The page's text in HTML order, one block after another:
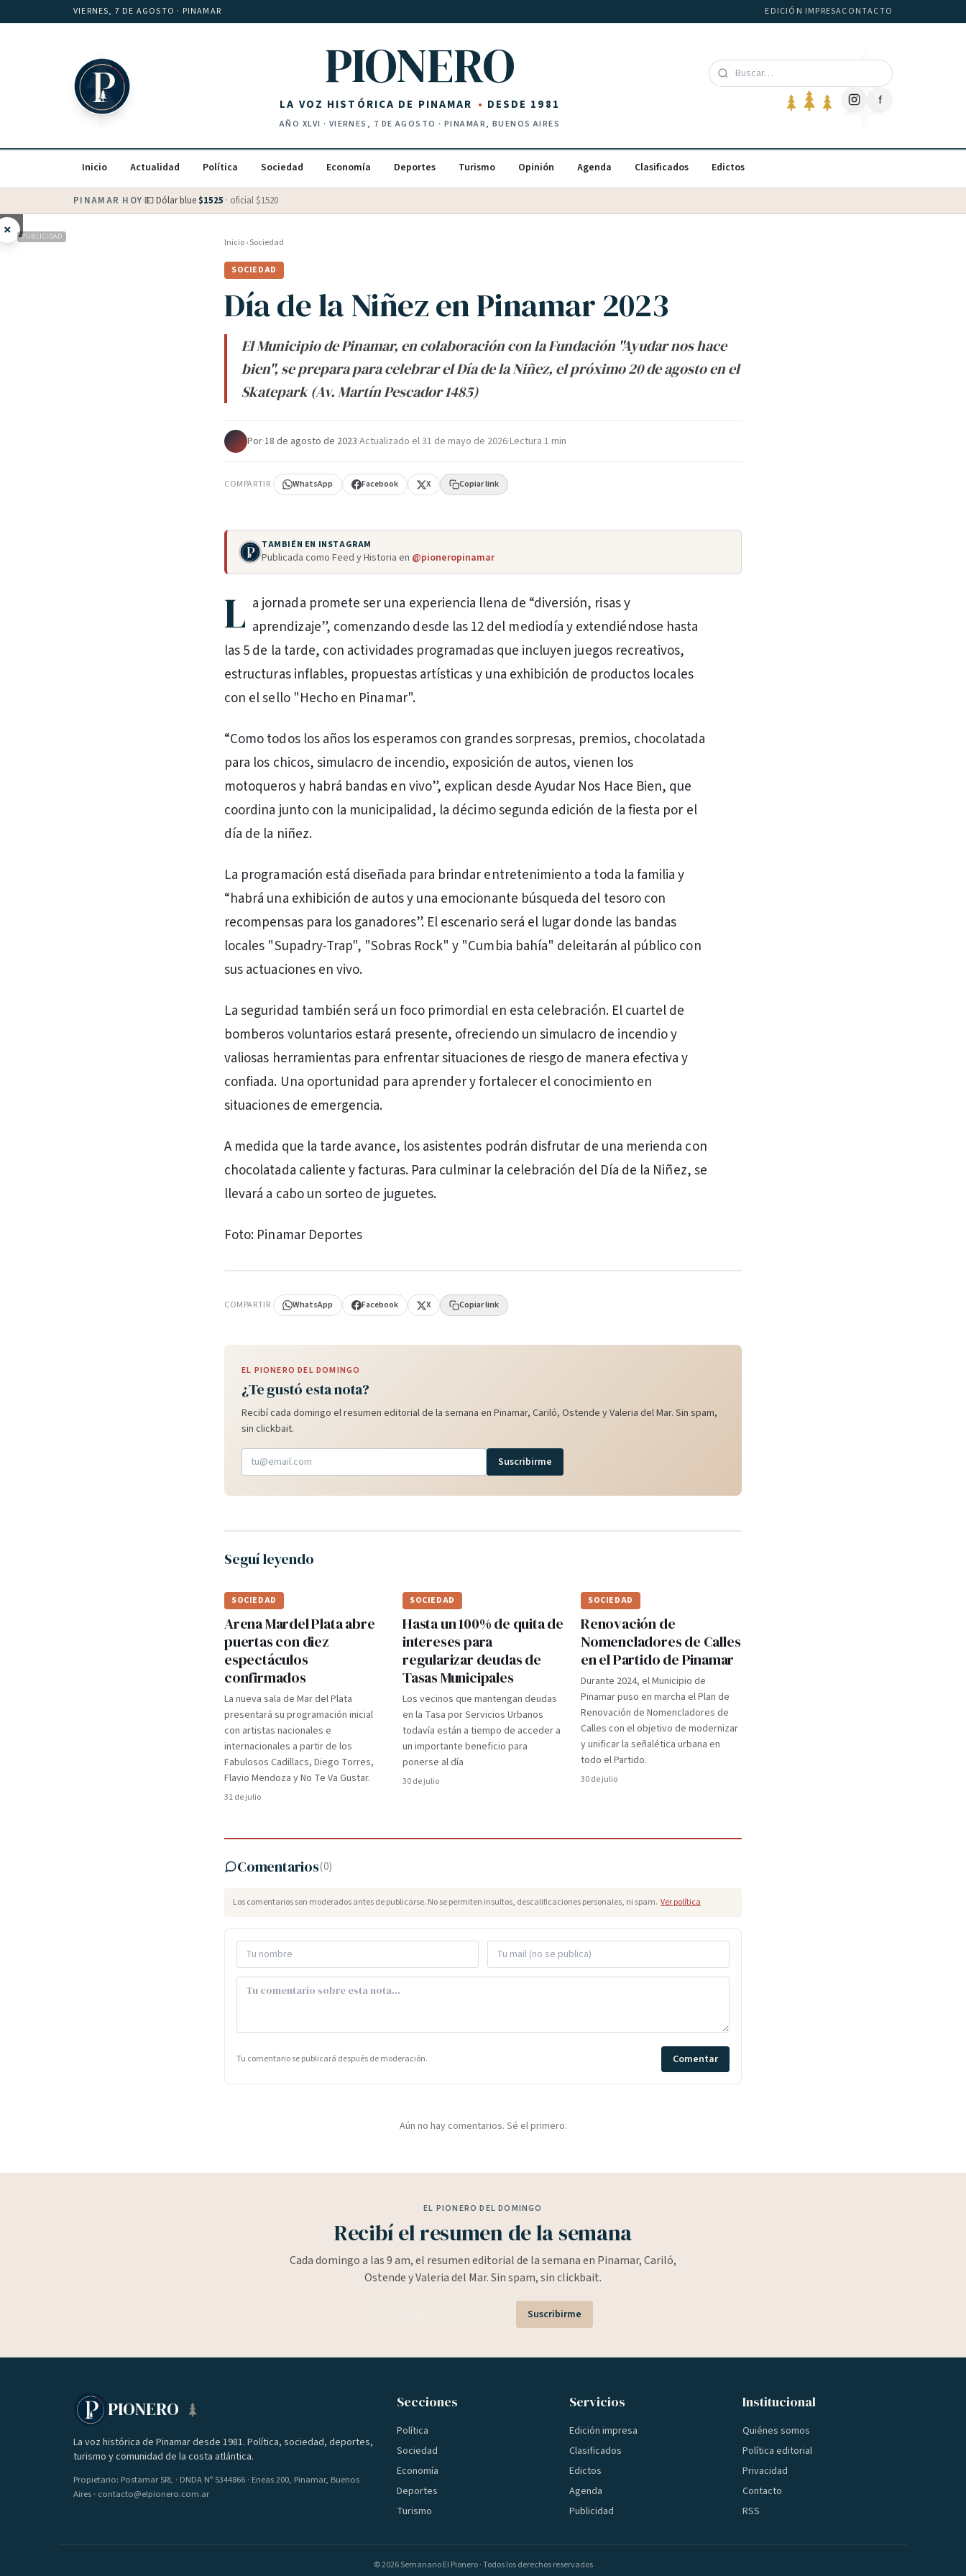
Saltar al contenidoVIERNES, 7 DE AGOSTO · PINAMAR EDICIÓN IMPRESACONTACTO
PIONERO
LA VOZ HISTÓRICA DE PINAMAR DESDE 1981
AÑO XLVI · VIERNES, 7 DE AGOSTO · PINAMAR, BUENOS AIRES
f
Inicio Actualidad Política Sociedad Economía Deportes Turismo Opinión Agenda Clasificados Edictos
PINAMAR HOY·💵 Dólar blue $1525 · oficial $1520
× PUBLICIDAD Inicio›Sociedad
SOCIEDAD
Día de la Niñez en Pinamar 2023
El Municipio de Pinamar, en colaboración con la Fundación "Ayudar nos hace
bien", se prepara para celebrar el Día de la Niñez, el próximo 20 de agosto en el
Skatepark (Av. Martín Pescador 1485)
Por·18 de agosto de 2023·Actualizado el31 de mayo de 2026·Lectura 1 min
COMPARTIR WhatsApp Facebook X Copiar link
TAMBIÉN EN INSTAGRAM
Publicada como Feed y Historia en @pioneropinamar
L a jornada promete ser una experiencia llena de “diversión, risas y
aprendizaje”, comenzando desde las 12 del mediodía y extendiéndose hasta
las 5 de la tarde, con actividades programadas que incluyen juegos recreativos,
estructuras inflables, propuestas artísticas y una exhibición de productos locales
con el sello "Hecho en Pinamar".
“Como todos los años los esperamos con grandes sorpresas, premios, chocolatada
para los chicos, simulacro de incendio, exposición de autos, vienen los
motoqueros y habrá bandas en vivo”, explican desde Ayudar Nos Hace Bien, que
coordina junto con la municipalidad, la décimo segunda edición de la fiesta por el
día de la niñez.
La programación está diseñada para brindar entretenimiento a toda la familia y
“habrá una exhibición de autos y una emocionante búsqueda del tesoro con
recompensas para los ganadores”. El escenario será el lugar donde las bandas
locales "Supadry-Trap", "Sobras Rock" y "Cumbia bahía" deleitarán al público con
sus actuaciones en vivo.
La seguridad también será un foco primordial en esta celebración. El cuartel de
bomberos voluntarios estará presente, ofreciendo un simulacro de incendio y
valiosas herramientas para enfrentar situaciones de riesgo de manera efectiva y
confiada. Una oportunidad para aprender y fortalecer el conocimiento en
situaciones de emergencia.
A medida que la tarde avance, los asistentes podrán disfrutar de una merienda con
chocolatada caliente y facturas. Para culminar la celebración del Día de la Niñez, se
llevará a cabo un sorteo de juguetes.
Foto: Pinamar Deportes
COMPARTIR WhatsApp Facebook X Copiar link
EL PIONERO DEL DOMINGO
¿Te gustó esta nota?
Recibí cada domingo el resumen editorial de la semana en Pinamar, Cariló, Ostende y Valeria del Mar. Sin spam,
sin clickbait.
Suscribirme
Seguí leyendo
SOCIEDAD
Arena Mardel Plata abre
puertas con diez
espectáculos
confirmados
La nueva sala de Mar del Plata
presentará su programación inicial
con artistas nacionales e
internacionales a partir de los
Fabulosos Cadillacs, Diego Torres,
Flavio Mendoza y No Te Va Gustar.
31 de julio
SOCIEDAD
Hasta un 100% de quita de
intereses para
regularizar deudas de
Tasas Municipales
Los vecinos que mantengan deudas
en la Tasa por Servicios Urbanos
todavía están a tiempo de acceder a
un importante beneficio para
ponerse al día
30 de julio
SOCIEDAD
Renovación de
Nomencladores de Calles
en el Partido de Pinamar
Durante 2024, el Municipio de
Pinamar puso en marcha el Plan de
Renovación de Nomencladores de
Calles con el objetivo de modernizar
y unificar la señalética urbana en
todo el Partido.
30 de julio
Comentarios(0)
Los comentarios son moderados antes de publicarse. No se permiten insultos, descalificaciones personales, ni spam. Ver política
Tu comentario se publicará después de moderación. Comentar
Aún no hay comentarios. Sé el primero.
EL PIONERO DEL DOMINGO
Recibí el resumen de la semana
Cada domingo a las 9 am, el resumen editorial de la semana en Pinamar, Cariló,
Ostende y Valeria del Mar. Sin spam, sin clickbait.
Suscribirme
PIONERO
La voz histórica de Pinamar desde 1981. Política, sociedad, deportes,
turismo y comunidad de la costa atlántica.
Propietario: Postamar SRL · DNDA Nº 5344866 · Eneas 200, Pinamar, Buenos
Aires · contacto@elpionero.com.ar
Secciones
Política
Sociedad
Economía
Deportes
Turismo
Servicios
Edición impresa
Clasificados
Edictos
Agenda
Publicidad
Institucional
Quiénes somos
Política editorial
Privacidad
Contacto
RSS
©2026Semanario El Pionero · Todos los derechos reservados